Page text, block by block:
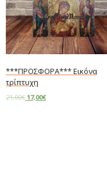
***ΠΡΟΣΦΟΡΑ*** Εικόνα
τρίπτυχη
21,00€ 17,00€